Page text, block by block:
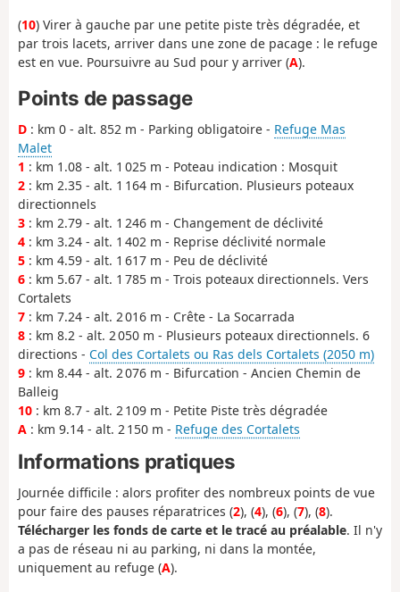
(10) Virer à gauche par une petite piste très dégradée, et
par trois lacets, arriver dans une zone de pacage : le refuge
est en vue. Poursuivre au Sud pour y arriver (A).
Points de passage
D : km 0 - alt. 852 m - Parking obligatoire - Refuge Mas
Malet
1 : km 1.08 - alt. 1 025 m - Poteau indication : Mosquit
2 : km 2.35 - alt. 1 164 m - Bifurcation. Plusieurs poteaux
directionnels
3 : km 2.79 - alt. 1 246 m - Changement de déclivité
4 : km 3.24 - alt. 1 402 m - Reprise déclivité normale
5 : km 4.59 - alt. 1 617 m - Peu de déclivité
6 : km 5.67 - alt. 1 785 m - Trois poteaux directionnels. Vers
Cortalets
7 : km 7.24 - alt. 2 016 m - Crête - La Socarrada
8 : km 8.2 - alt. 2 050 m - Plusieurs poteaux directionnels. 6
directions - Col des Cortalets ou Ras dels Cortalets (2050 m)
9 : km 8.44 - alt. 2 076 m - Bifurcation - Ancien Chemin de
Balleig
10 : km 8.7 - alt. 2 109 m - Petite Piste très dégradée
A : km 9.14 - alt. 2 150 m - Refuge des Cortalets
Informations pratiques
Journée difficile : alors profiter des nombreux points de vue
pour faire des pauses réparatrices (2), (4), (6), (7), (8).
Télécharger les fonds de carte et le tracé au préalable. Il n'y
a pas de réseau ni au parking, ni dans la montée,
uniquement au refuge (A).